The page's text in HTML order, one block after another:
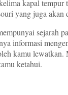
kapal tempur
yang juga akan
sejarah
informasi
kamu lewatkan.
ketahui.